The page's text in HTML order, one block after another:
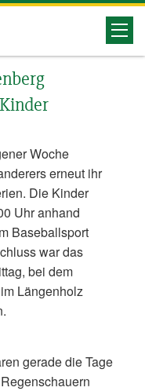
Woche
erneut ihr
Die Kinder
Uhr anhand
Baseballsport
war das
bei dem
Längenholz
gerade die Tage